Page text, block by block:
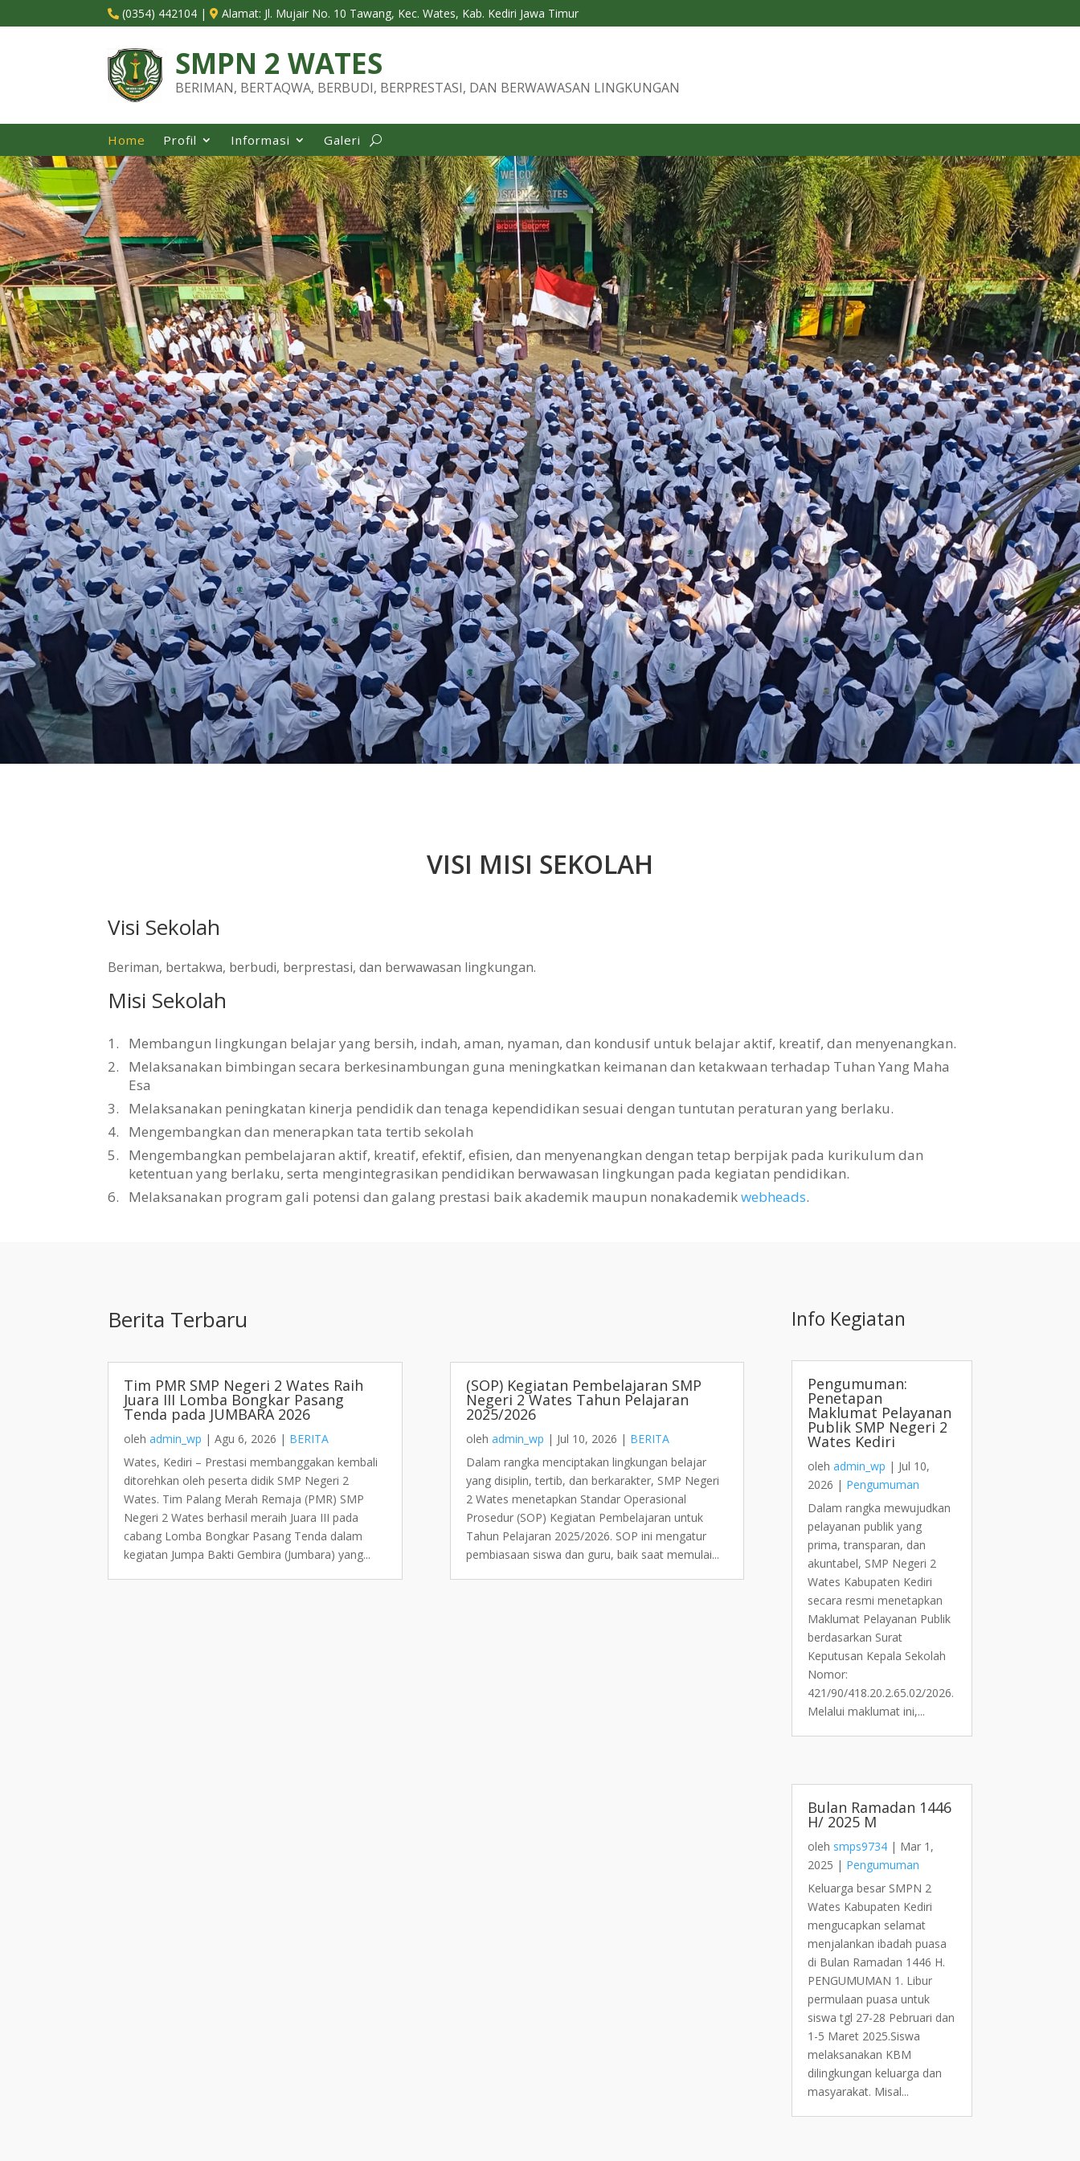
 (0354) 442104 | Alamat: Jl. Mujair No. 10 Tawang, Kec. Wates, Kab. Kediri Jawa Timur
SMPN 2 WATES
BERIMAN, BERTAQWA, BERBUDI, BERPRESTASI, DAN BERWAWASAN LINGKUNGAN
Home Profil Informasi Galeri
VISI MISI SEKOLAH
Visi Sekolah
Beriman, bertakwa, berbudi, berprestasi, dan berwawasan lingkungan.
Misi Sekolah
1.
Membangun lingkungan belajar yang bersih, indah, aman, nyaman, dan kondusif untuk belajar aktif, kreatif, dan menyenangkan.
2.
Melaksanakan bimbingan secara berkesinambungan guna meningkatkan keimanan dan ketakwaan terhadap Tuhan Yang Maha
Esa
3.
Melaksanakan peningkatan kinerja pendidik dan tenaga kependidikan sesuai dengan tuntutan peraturan yang berlaku.
4.
Mengembangkan dan menerapkan tata tertib sekolah
5.
Mengembangkan pembelajaran aktif, kreatif, efektif, efisien, dan menyenangkan dengan tetap berpijak pada kurikulum dan
ketentuan yang berlaku, serta mengintegrasikan pendidikan berwawasan lingkungan pada kegiatan pendidikan.
6.
Melaksanakan program gali potensi dan galang prestasi baik akademik maupun nonakademikwebheads.
Berita Terbaru
Tim PMR SMP Negeri 2 Wates Raih
Juara III Lomba Bongkar Pasang
Tenda pada JUMBARA 2026
olehadmin_wp |Agu 6, 2026 | BERITA
Wates, Kediri – Prestasi membanggakan kembali
ditorehkan oleh peserta didik SMP Negeri 2
Wates. Tim Palang Merah Remaja (PMR) SMP
Negeri 2 Wates berhasil meraih Juara III pada
cabang Lomba Bongkar Pasang Tenda dalam
kegiatan Jumpa Bakti Gembira (Jumbara) yang...
(SOP) Kegiatan Pembelajaran SMP
Negeri 2 Wates Tahun Pelajaran
2025/2026
oleh admin_wp | Jul 10, 2026 | BERITA
Dalam rangka menciptakan lingkungan belajar
yang disiplin, tertib, dan berkarakter, SMP Negeri
2 Wates menetapkan Standar Operasional
Prosedur (SOP) Kegiatan Pembelajaran untuk
Tahun Pelajaran 2025/2026. SOP ini mengatur
pembiasaan siswa dan guru, baik saat memulai...
Info Kegiatan
Pengumuman:
Penetapan
Maklumat Pelayanan
Publik SMP Negeri 2
Wates Kediri
olehadmin_wp | Jul 10,
2026 | Pengumuman
Dalam rangka mewujudkan
pelayanan publik yang
prima, transparan, dan
akuntabel, SMP Negeri 2
Wates Kabupaten Kediri
secara resmi menetapkan
Maklumat Pelayanan Publik
berdasarkan Surat
Keputusan Kepala Sekolah
Nomor:
421/90/418.20.2.65.02/2026.
Melalui maklumat ini,...
Bulan Ramadan 1446
H/ 2025 M
oleh smps9734 | Mar 1,
2025 | Pengumuman
Keluarga besar SMPN 2
Wates Kabupaten Kediri
mengucapkan selamat
menjalankan ibadah puasa
di Bulan Ramadan 1446 H.
PENGUMUMAN 1. Libur
permulaan puasa untuk
siswa tgl 27-28 Pebruari dan
1-5 Maret 2025.Siswa
melaksanakan KBM
dilingkungan keluarga dan
masyarakat. Misal...